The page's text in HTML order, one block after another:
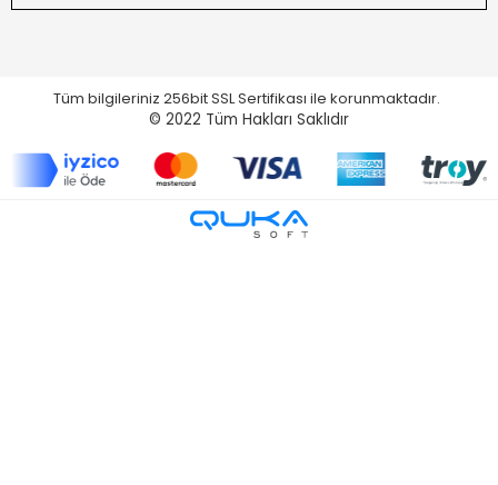
Tüm bilgileriniz 256bit SSL Sertifikası ile korunmaktadır.
© 2022 Tüm Hakları Saklıdır